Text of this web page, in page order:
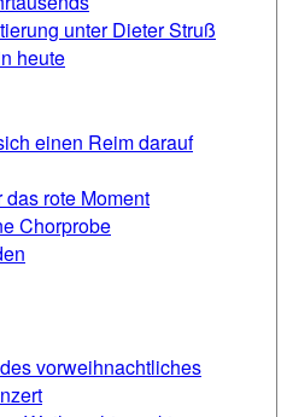
unter Dieter Struß
heute
einen Reim darauf
rote Moment
Chorprobe
vorweihnachtliches